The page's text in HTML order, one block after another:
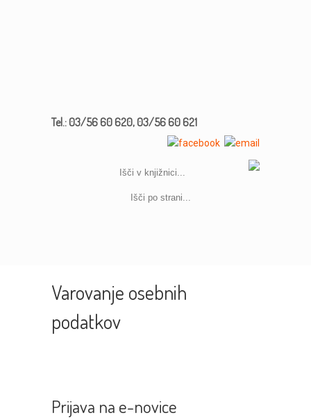
Tel.: 03/56 60 620, 03/56 60 621
Varovanje osebnih
podatkov
Prijava na e-novice